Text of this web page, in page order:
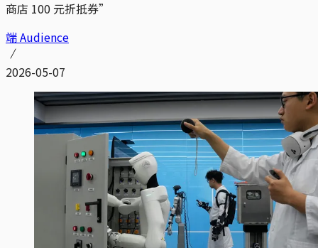
商店 100 元折抵券”
端 Audience
2026-05-07